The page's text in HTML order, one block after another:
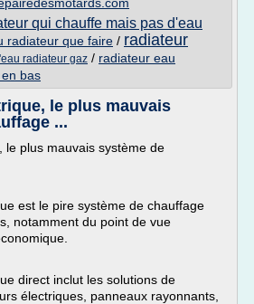
qui chauffe mais pas d'eau
radiateur que faire / radiateur
radiateur gaz / radiateur eau
bas
le plus mauvais
...
le plus mauvais système de
est le pire système de chauffage
notamment du point de vue
direct inclut les solutions de
électriques, panneaux rayonnants,